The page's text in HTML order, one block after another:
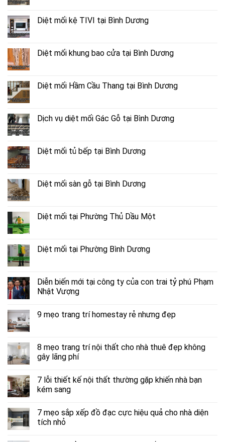
Diệt mối kệ TIVI tại Bình Dương
Diệt mối khung bao cửa tại Bình Dương
Diệt mối Hầm Cầu Thang tại Bình Dương
Dịch vụ diệt mối Gác Gỗ tại Bình Dương
Diệt mối tủ bếp tại Bình Dương
Diệt mối sàn gỗ tại Bình Dương
Diệt mối tại Phường Thủ Dầu Một
Diệt mối tại Phường Bình Dương
Diễn biến mới tại công ty của con trai tỷ phú Phạm
Nhật Vượng
9 mẹo trang trí homestay rẻ nhưng đẹp
8 mẹo trang trí nội thất cho nhà thuê đẹp không
gây lãng phí
7 lỗi thiết kế nội thất thường gặp khiến nhà bạn
kém sang
7 mẹo sắp xếp đồ đạc cực hiệu quả cho nhà diện
tích nhỏ